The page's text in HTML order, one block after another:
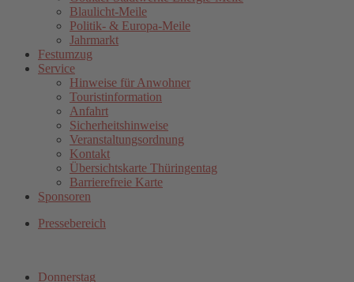
Blaulicht-Meile
Politik- & Europa-Meile
Jahrmarkt
Festumzug
Service
Hinweise für Anwohner
Touristinformation
Anfahrt
Sicherheitshinweise
Veranstaltungsordnung
Kontakt
Übersichtskarte Thüringentag
Barrierefreie Karte
Sponsoren
Pressebereich
Donnerstag